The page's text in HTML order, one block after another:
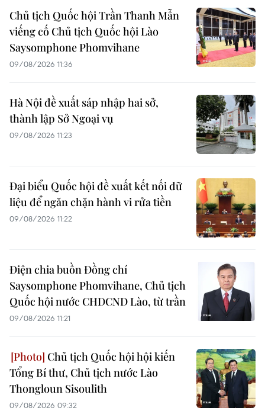
Chủ tịch Quốc hội Trần Thanh Mẫn
viếng cố Chủ tịch Quốc hội Lào
Saysomphone Phomvihane
09/08/2026 11:36
Hà Nội đề xuất sáp nhập hai sở,
thành lập Sở Ngoại vụ
09/08/2026 11:23
Đại biểu Quốc hội đề xuất kết nối dữ
liệu để ngăn chặn hành vi rửa tiền
09/08/2026 11:22
Điện chia buồn Đồng chí
Saysomphone Phomvihane, Chủ tịch
Quốc hội nước CHDCND Lào, từ trần
09/08/2026 11:21
Chủ tịch Quốc hội hội kiến
Tổng Bí thư, Chủ tịch nước Lào
Thongloun Sisoulith
09/08/2026 09:32